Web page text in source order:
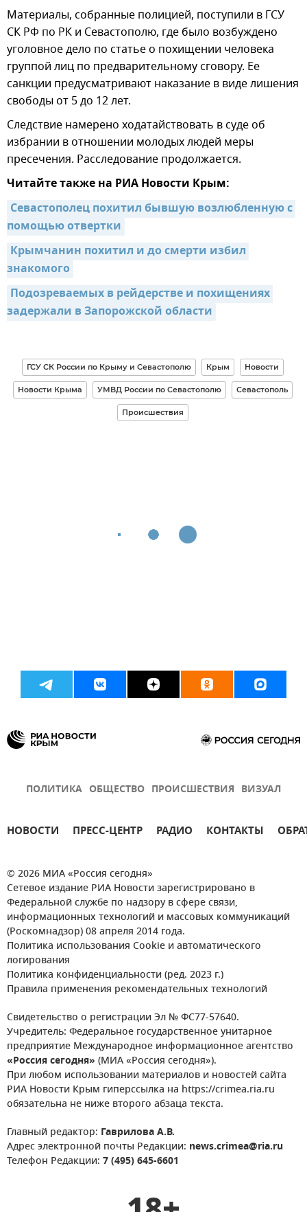
Материалы, собранные полицией, поступили в ГСУ
СК РФ по РК и Севастополю, где было возбуждено
уголовное дело по статье о похищении человека
группой лиц по предварительному сговору. Ее
санкции предусматривают наказание в виде лишения
свободы от 5 до 12 лет.
Следствие намерено ходатайствовать в суде об
избрании в отношении молодых людей меры
пресечения. Расследование продолжается.
Читайте также на РИА Новости Крым:
Севастополец похитил бывшую возлюбленную с
помощью отвертки
Крымчанин похитил и до смерти избил
знакомого
Подозреваемых в рейдерстве и похищениях
задержали в Запорожской области
ГСУ СК России по Крыму и Севастополю Крым Новости
Новости Крыма УМВД России по Севастополю Севастополь
Происшествия
ПОЛИТИКА ОБЩЕСТВО ПРОИСШЕСТВИЯ ВИЗУАЛ
НОВОСТИ ПРЕСС-ЦЕНТР РАДИО КОНТАКТЫ
© 2026 МИА «Россия сегодня»
Сетевое издание РИА Новости зарегистрировано в
Федеральной службе по надзору в сфере связи,
информационных технологий и массовых коммуникаций
(Роскомнадзор) 08 апреля 2014 года.
Политика использования Cookie и автоматического
логирования
Политика конфиденциальности (ред. 2023 г.)
Правила применения рекомендательных технологий
Свидетельство о регистрации Эл № ФС77-57640.
Учредитель: Федеральное государственное унитарное
предприятие Международное информационное агентство
«Россия сегодня» (МИА «Россия сегодня»).
При любом использовании материалов и новостей сайта
РИА Новости Крым гиперссылка на https://crimea.ria.ru
обязательна не ниже второго абзаца текста.
Главный редактор: Гаврилова А.В.
Адрес электронной почты Редакции: news.crimea@ria.ru
Телефон Редакции: 7 (495) 645-6601